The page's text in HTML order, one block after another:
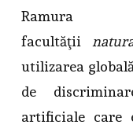
Ramura
facultăţii
utilizarea
de
artificiale care